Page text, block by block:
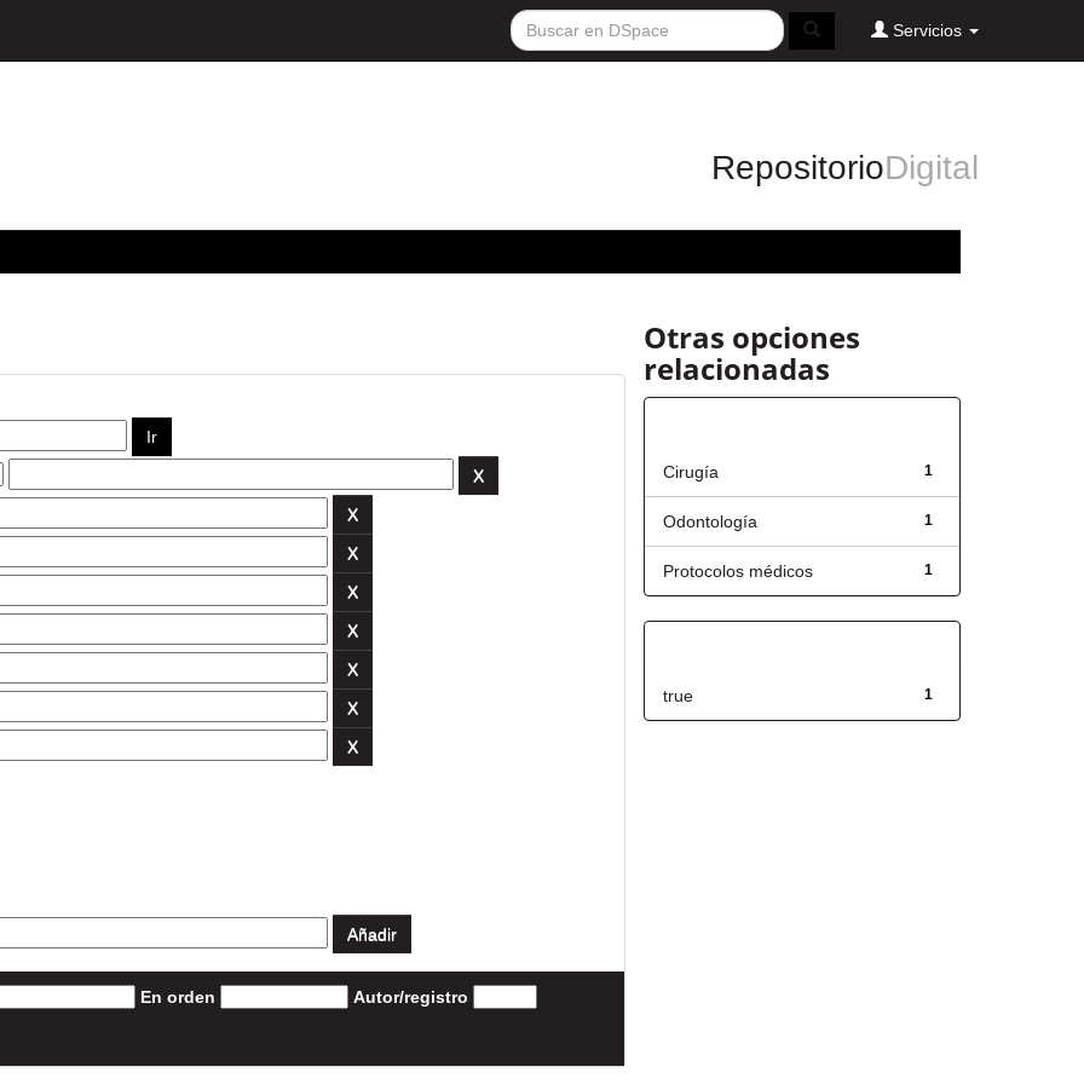
Servicios
RepositorioDigital
En orden Autor/registro
Otras opciones
relacionadas
1
Cirugía
1
Odontología
1
Protocolos médicos
1
true